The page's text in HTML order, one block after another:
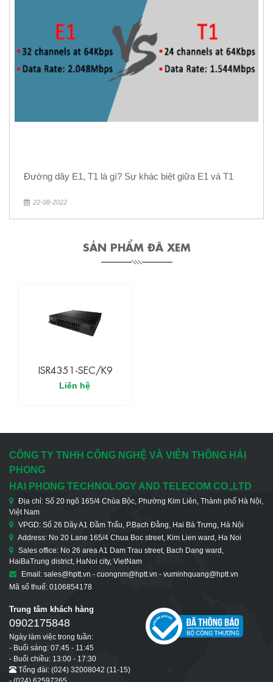
Đường dây E1, T1 là gì? Sự khác biệt giữa E1 và T1
22-08-2022
SẢN PHẨM ĐÃ XEM
ISR4351-SEC/K9
Liên hệ
CÔNG TY TNHH CÔNG NGHỆ VÀ VIỄN THÔNG HẢI
PHONG
HAI PHONG TECHNOLOGY AND TELECOM CO.,LTD
Địa chỉ: Số 20 ngõ 165/4 Chùa Bộc, Phường Kim Liên, Thành phố Hà Nội,
Việt Nam
VPGD: Số 26 Dãy A1 Đầm Trấu, P.Bạch Đằng, Hai Bà Trưng, Hà Nội
Address: No 20 Lane 165/4 Chua Boc street, Kim Lien ward, Ha Noi
Sales office: No 26 area A1 Dam Trau street, Bach Dang ward,
HaiBaTrung district, HaNoi city, VietNam
Email: sales@hptt.vn - cuongnm@hptt.vn - vuminhquang@hptt.vn
Mã số thuế: 0106854178
Trung tâm khách hàng
0902175848
Ngày làm việc trong tuần:
- Buổi sáng: 07:45 - 11:45
- Buổi chiều: 13:00 - 17:30
Tổng đài: (024) 32008042 (11-15)